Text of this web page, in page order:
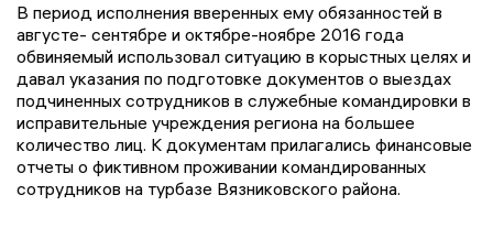
В период исполнения вверенных ему обязанностей в
августе- сентябре и октябре-ноябре 2016 года
обвиняемый использовал ситуацию в корыстных целях и
давал указания по подготовке документов о выездах
подчиненных сотрудников в служебные командировки в
исправительные учреждения региона на большее
количество лиц. К документам прилагались финансовые
отчеты о фиктивном проживании командированных
сотрудников на турбазе Вязниковского района.